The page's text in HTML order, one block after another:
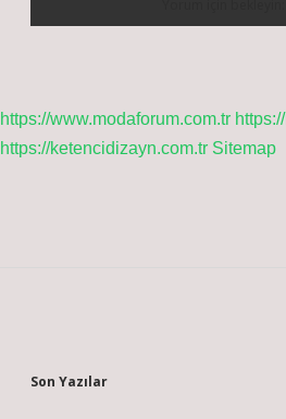
https://www.modaforum.com.tr
https://ketencidizayn.com.tr Sitemap
Son Yazılar